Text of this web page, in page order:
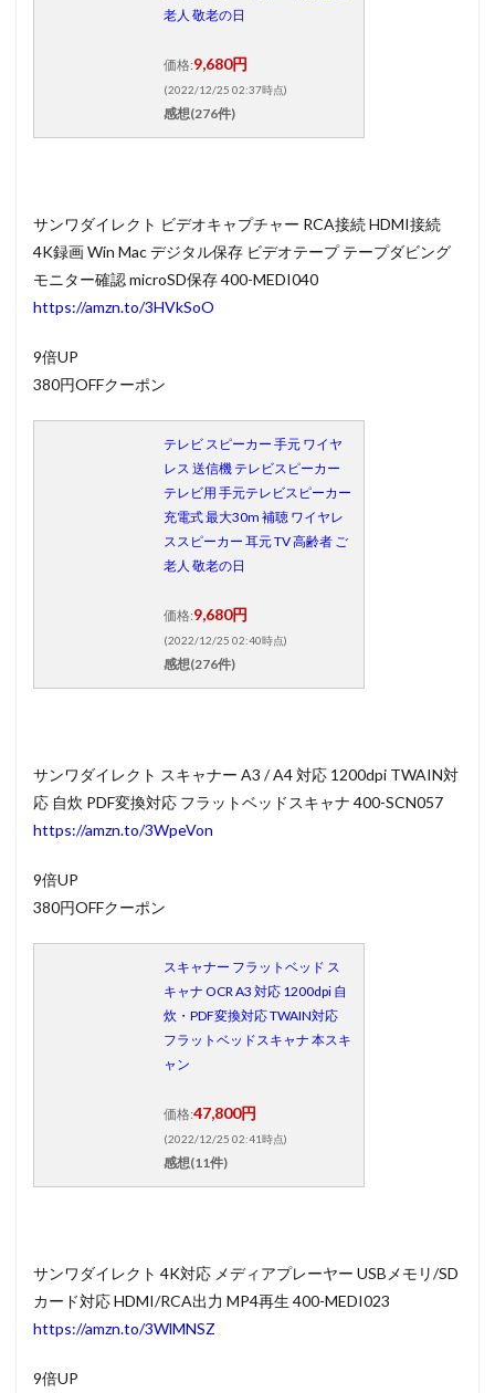
老人 敬老の日
価格:9,680円
(2022/12/25 02:37時点)
感想(276件)
サンワダイレクト ビデオキャプチャー RCA接続 HDMI接続
4K録画 Win Mac デジタル保存 ビデオテープ テープダビング
モニター確認 microSD保存 400-MEDI040
https://amzn.to/3HVkSoO
9倍UP
380円OFFクーポン
テレビ スピーカー 手元 ワイヤ
レス 送信機 テレビスピーカー
テレビ用 手元テレビスピーカー
充電式 最大30m 補聴 ワイヤレ
ススピーカー 耳元 TV 高齢者 ご
老人 敬老の日
価格:9,680円
(2022/12/25 02:40時点)
感想(276件)
サンワダイレクト スキャナー A3 / A4 対応 1200dpi TWAIN対
応 自炊 PDF変換対応 フラットベッドスキャナ 400-SCN057
https://amzn.to/3WpeVon
9倍UP
380円OFFクーポン
スキャナー フラットベッド ス
キャナ OCR A3 対応 1200dpi 自
炊・PDF変換対応 TWAIN対応
フラットベッドスキャナ 本スキ
ャン
価格:47,800円
(2022/12/25 02:41時点)
感想(11件)
サンワダイレクト 4K対応 メディアプレーヤー USBメモリ/SD
カード対応 HDMI/RCA出力 MP4再生 400-MEDI023
https://amzn.to/3WlMNSZ
9倍UP